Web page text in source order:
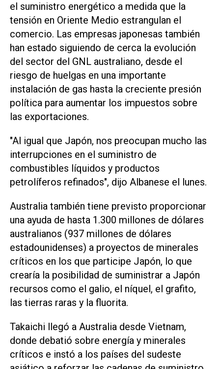
el suministro energético a medida que la
tensión en Oriente Medio estrangulan el
comercio. Las empresas japonesas también
han estado siguiendo de cerca la evolución
del ​sector del ‌GNL australiano, desde el
riesgo de huelgas en una importante
instalación de gas hasta la creciente presión
política para aumentar los impuestos sobre
las exportaciones.
"Al igual que Japón, nos preocupan mucho las
interrupciones ⁠en el suministro de
combustibles líquidos y productos
petrolíferos refinados", dijo Albanese el lunes.
Australia también tiene previsto proporcionar
una ayuda de hasta 1.300 millones de dólares
australianos (937 millones de dólares
estadounidenses) a proyectos de minerales
críticos en los que participe Japón, lo que
crearía la posibilidad de suministrar a Japón
recursos ‌como el galio, el níquel, el grafito,
las tierras raras y la fluorita.
Takaichi llegó a Australia desde Vietnam,
donde debatió sobre energía y minerales
críticos e instó a los países del sudeste